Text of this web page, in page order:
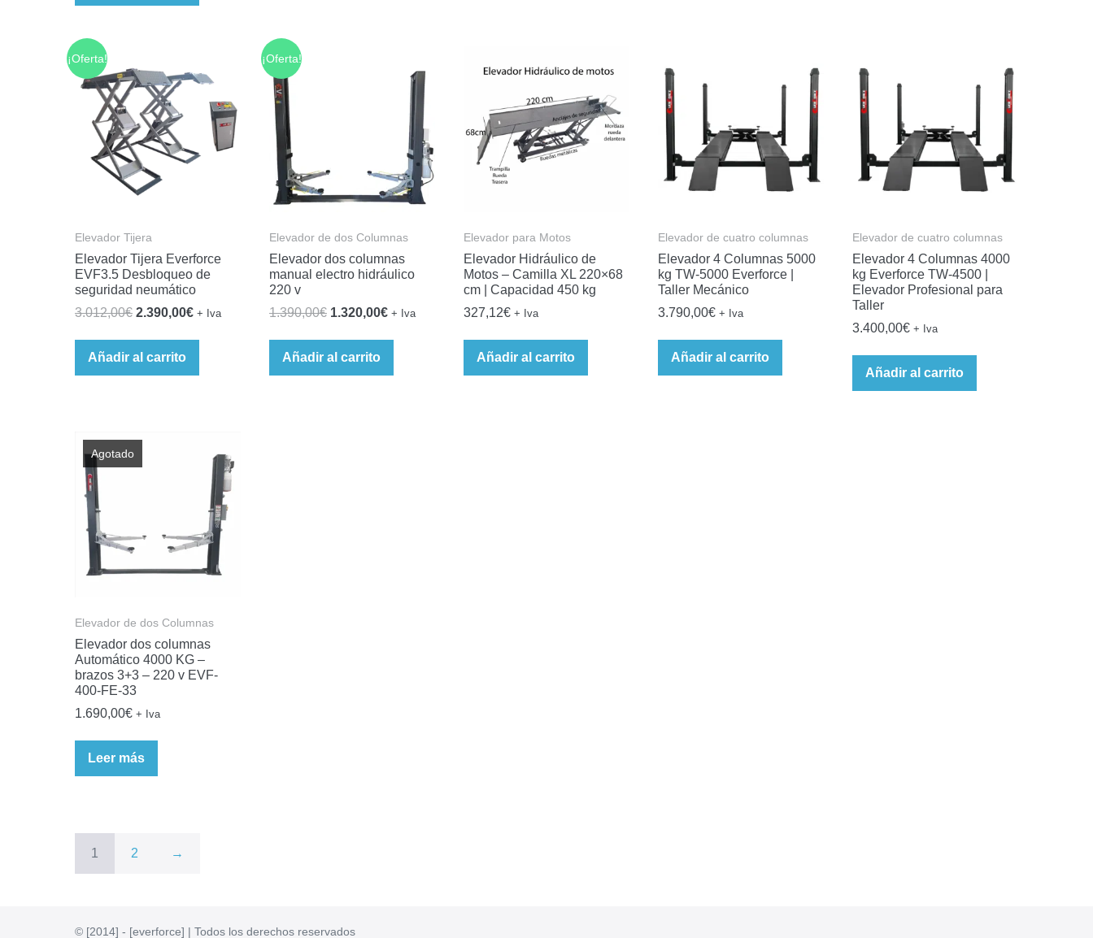
era:
es:
¡Oferta!
Elevador Tijera
Elevador Tijera Everforce
EVF3.5 Desbloqueo de
seguridad neumático
3.012,00€ El
original
era:
2.390,00€El
es:
+ Iva
Añadir al carrito
¡Oferta!
Elevador de dos Columnas
Elevador dos columnas
manual electro hidráulico
220 v
1.390,00€ El
original
era:
1.320,00€El
es:
+ Iva
Añadir al carrito
Elevador para Motos
Elevador Hidráulico de
Motos – Camilla XL 220×68
cm | Capacidad 450 kg
327,12€ + Iva
Añadir al carrito
Elevador de cuatro columnas
Elevador 4 Columnas 5000
kg TW-5000 Everforce |
Taller Mecánico
3.790,00€ + Iva
Añadir al carrito
Elevador de cuatro columnas
Elevador 4 Columnas 4000
kg Everforce TW-4500 |
Elevador Profesional para
Taller
3.400,00€ + Iva
Añadir al carrito
Agotado
Elevador de dos Columnas
Elevador dos columnas
Automático 4000 KG –
brazos 3+3 – 220 v EVF-
400-FE-33
1.690,00€ + Iva
Leer más
1 2 →
© [2014] - [everforce] | Todos los derechos reservados